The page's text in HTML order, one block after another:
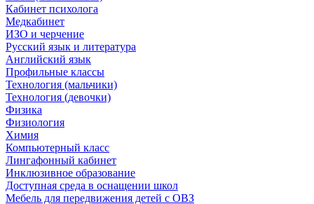
Кабинет психолога
Медкабинет
ИЗО и черчение
Русский язык и литература
Английский язык
Профильные классы
Технология (мальчики)
Технология (девочки)
Физика
Физиология
Химия
Компьютерный класс
Лингафонный кабинет
Инклюзивное образование
Доступная среда в оснащении школ
Мебель для передвижения детей с ОВЗ